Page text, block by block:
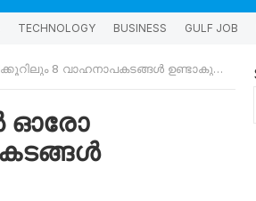
TECHNOLOGY BUSINESS GULF JOB
വാഹനാപകടങ്ങൾ ഉണ്ടാകുന്നെന്ന് റിപ്പോർട്ട്
ഓരോ